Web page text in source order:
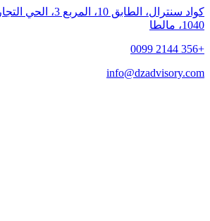
1040، مالطا
+356 2144 0099
info@dzadvisory.com